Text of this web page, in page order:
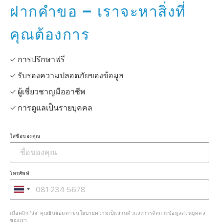
ฝากคำขอ – เราจะหาสิ่งที่
คุณต้องการ
✓ การปรึกษาฟรี
✓ รับรองความปลอดภัยของข้อมูล
✓ ผู้เชี่ยวชาญมืออาชีพ
✓ การดูแลเป็นรายบุคคล
ใส่ชื่อของคุณ
โทรศัพท์
เมื่อคลิก 'ส่ง' คุณยินยอมตามนโยบายความเป็นส่วนตัวและการจัดการข้อมูลส่วนบุคคล
ของเรา.